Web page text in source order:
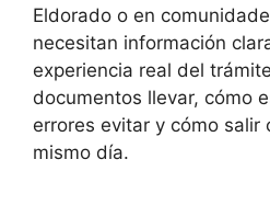
Eldorado o en
necesitan información
experiencia real del
documentos llevar, cómo
errores evitar y cómo salir
mismo día.